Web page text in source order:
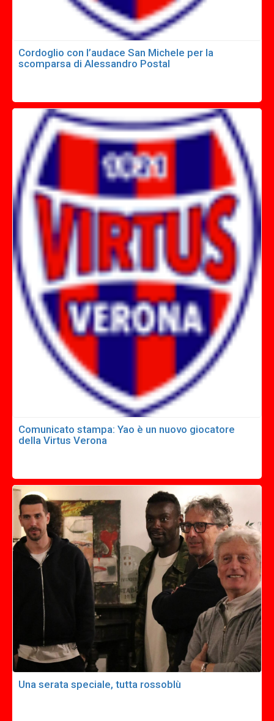
Cordoglio con l’audace San Michele per la
scomparsa di Alessandro Postal
Comunicato stampa: Yao è un nuovo giocatore
della Virtus Verona
Una serata speciale, tutta rossoblù